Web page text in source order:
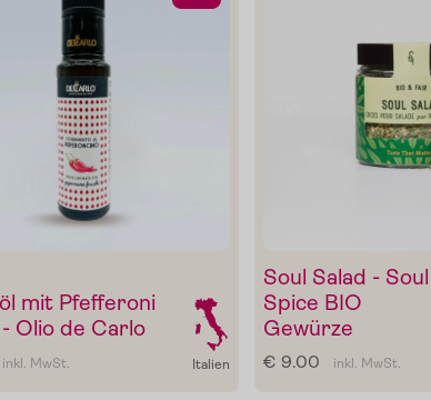
mit Pfefferoni
Olio de Carlo
inkl. MwSt. Italien
Soul Salad - Soul
Spice BIO
Gewürze
€ 9.00 inkl. MwSt.